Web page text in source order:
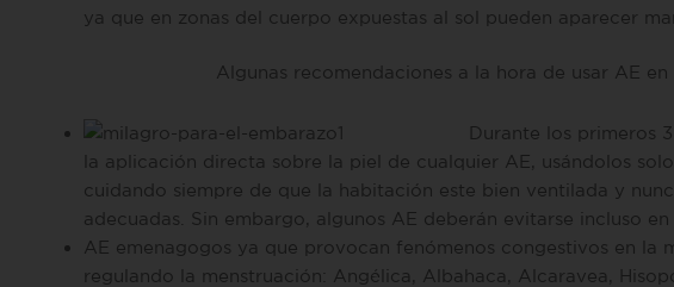
ya que en zonas del cuerpo expuestas al sol pueden aparecer
Algunas recomendaciones a la hora de usar AE en
Durante los primeros
la aplicación directa sobre la piel de cualquier AE, usándolos
cuidando siempre de que la habitación este bien ventilada y
adecuadas. Sin embargo, algunos AE deberán evitarse incluso en
AE emenagogos ya que provocan fenómenos congestivos en la
regulando la menstruación: Angélica, Albahaca, Alcaravea,